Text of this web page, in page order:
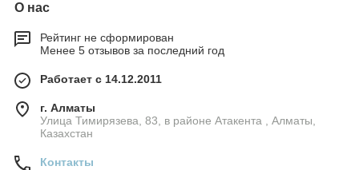
О нас
Рейтинг не сформирован
Менее 5 отзывов за последний год
Работает с 14.12.2011
г. Алматы
Улица Тимирязева, 83, в районе Атакента , Алматы,
Казахстан
Контакты